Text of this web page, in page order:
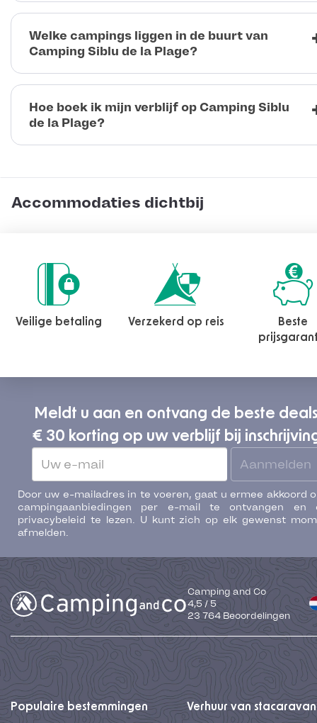
Welke campings liggen in de buurt van
Camping Siblu de la Plage?
Hoe boek ik mijn verblijf op Camping Siblu
de la Plage?
Accommodaties dichtbij
Veilige betaling Verzekerd op reis
Beste
Meldt u aan en ontvang de beste deals
€ 30 korting op uw verblijf bij
Aanmelden
Door uw e-mailadres in te voeren, gaat u ermee akkoord
campingaanbiedingen per e-mail te ontvangen en
privacybeleid te lezen. U kunt zich op elk gewenst
afmelden.
Camping and Co
4,5/5
23 764Beoordelingen
Populaire bestemmingen Verhuur van